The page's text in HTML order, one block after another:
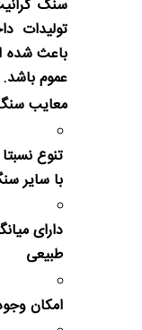
سنگ
تولیدات
باعث شده
عموم باشد.
معایب
تنوع
با سایر
دارای
طبیعی
امکان